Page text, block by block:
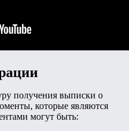
получения выписки о
которые являются
могут быть: